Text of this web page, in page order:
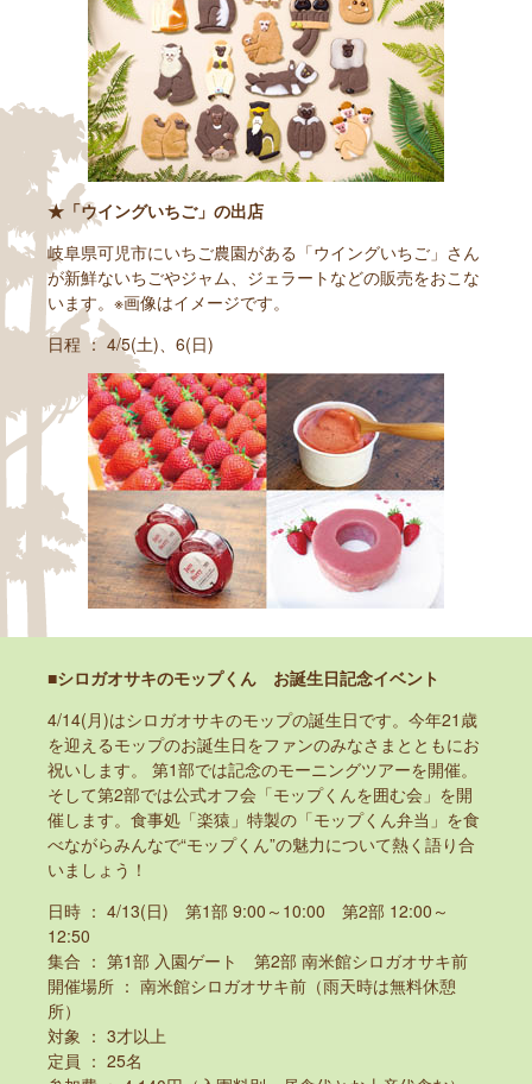
★「ウイングいちご」の出店
岐阜県可児市にいちご農園がある「ウイングいちご」さん
が新鮮ないちごやジャム、ジェラートなどの販売をおこな
います。※画像はイメージです。
日程 ： 4/5(土)、6(日)
■シロガオサキのモップくん お誕生日記念イベント
4/14(月)はシロガオサキのモップの誕生日です。今年21歳
を迎えるモップのお誕生日をファンのみなさまとともにお
祝いします。 第1部では記念のモーニングツアーを開催。
そして第2部では公式オフ会「モップくんを囲む会」を開
催します。食事処「楽猿」特製の「モップくん弁当」を食
べながらみんなで“モップくん”の魅力について熱く語り合
いましょう！
日時 ： 4/13(日) 第1部 9:00～10:00 第2部 12:00～
12:50
集合 ： 第1部 入園ゲート 第2部 南米館シロガオサキ前
開催場所 ： 南米館シロガオサキ前（雨天時は無料休憩
所）
対象 ： 3才以上
定員 ： 25名